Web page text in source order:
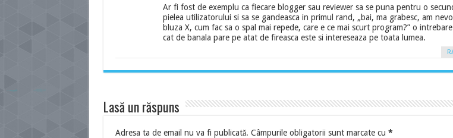
Ar fi fost de exemplu ca fiecare blogger sau reviewer sa se puna pentru o
pielea utilizatorului si sa se gandeasca in primul rand, „bai, ma grabesc, am
bluza X, cum fac sa o spal mai repede, care e ce mai scurt program?” o
cat de banala pare pe atat de fireasca este si intereseaza pe toata lumea.
Lasă un răspuns
Adresa ta de email nu va fi publicată. Câmpurile obligatorii sunt marcate cu *